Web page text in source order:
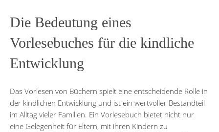
Die Bedeutung eines
Vorlesebuches für die kindliche
Entwicklung
Das Vorlesen von Büchern spielt eine entscheidende Rolle in
der kindlichen Entwicklung und ist ein wertvoller Bestandteil
im Alltag vieler Familien. Ein Vorlesebuch bietet nicht nur
eine Gelegenheit für Eltern, mit ihren Kindern zu